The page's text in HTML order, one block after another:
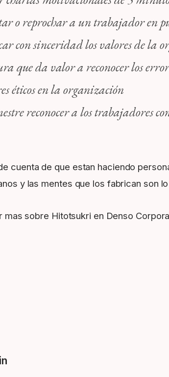
o reprochar a un trabajador en
con sinceridad los valores de la
que da valor a reconocer los
éticos en la organización
reconocer a los trabajadores
cuenta de que estan haciendo
y las mentes que los fabrican son
mas sobre Hitotsukri en Denso